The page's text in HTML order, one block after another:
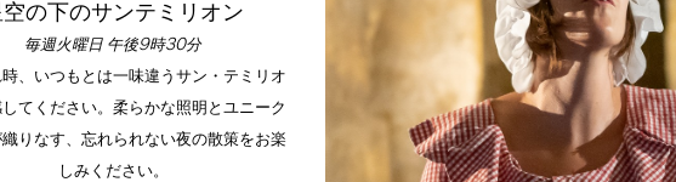
+
−
の下のサンテミリオン
毎週火曜日 午後9時30分
、いつもとは一味違うサン・テミリオ
てください。柔らかな照明とユニーク
りなす、忘れられない夜の散策をお楽
しみください。